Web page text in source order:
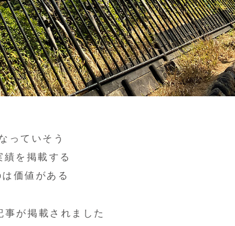
っていそう
を掲載する
価値がある
が掲載されました